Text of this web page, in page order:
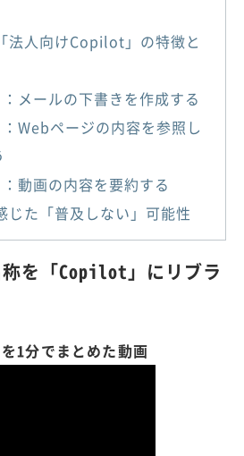
法人向けCopilot」の特徴と
メールの下書きを作成する
Webページの内容を参照し
動画の内容を要約する
じた「普及しない」可能性
を「Copilot」にリブラ
1分でまとめた動画